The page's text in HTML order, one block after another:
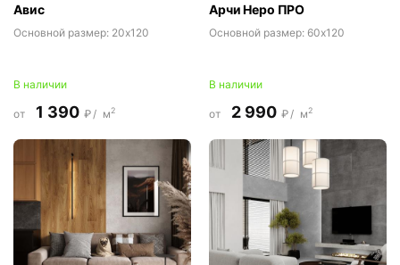
Авис
Основной размер: 20x120
В наличии
от 1 390 ₽/ м2
Арчи Неро ПРО
Основной размер: 60x120
В наличии
от 2 990 ₽/ м2